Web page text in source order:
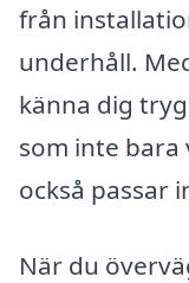
från
underhåll.
känna dig
som inte
också passar
När du